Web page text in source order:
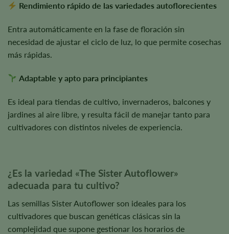
Rendimiento rápido de las variedades autoflorecientes
Entra automáticamente en la fase de floración sin
necesidad de ajustar el ciclo de luz, lo que permite cosechas
más rápidas.
Adaptable y apto para principiantes
Es ideal para tiendas de cultivo, invernaderos, balcones y
jardines al aire libre, y resulta fácil de manejar tanto para
cultivadores con distintos niveles de experiencia.
¿Es la variedad «The Sister Autoflower»
adecuada para tu cultivo?
Las semillas Sister Autoflower son ideales para los
cultivadores que buscan genéticas clásicas sin la
complejidad que supone gestionar los horarios de